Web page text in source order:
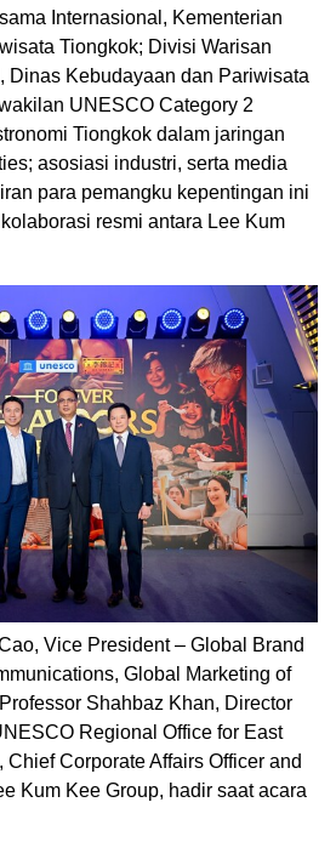
Internasional, Kementerian
Tiongkok; Divisi Warisan
Dinas Kebudayaan dan Pariwisata
UNESCO Category 2
Tiongkok dalam jaringan
asosiasi industri, serta media
para pemangku kepentingan ini
resmi antara Lee Kum
Vice President – Global Brand
Global Marketing of
Shahbaz Khan, Director
Regional Office for East
Corporate Affairs Officer and
Kum Kee Group, hadir saat acara